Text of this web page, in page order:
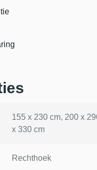
155 x 230 cm, 200 x
x 330 cm
Rechthoek